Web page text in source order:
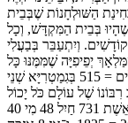
הַשּׁוּלְחָנוֹת שֶׁבְּבֵית
בְּבֵית הַמִּקְדָּשׁ, וְכָל
וְיִתְעַבֵּר בְּבַעֲלִי
יְפֵיפִיָּה שֶׁמִּמֶּנּוּ כָּל
הַיּוֹפִי הַהוֹד וְהֶהָדָר, וְלָכֵן חָתָן 458 כַּלָּה 55 ﬩ 2 מִלִּים = 515 בְּגִמַטְרִיָּא שְׁנֵי
מְטַטְרוֹ"ן 314 וִיפֵיפִיָּ"ה 201 = 515. יב רִבּוֹנוֹ שֶׁל עוֹלָם כֹּל יָכוֹל
אֲשֶׁר לֹא יִבָּצֵר מִמְּךָ מְזִימָה, זַכֵּה אוֹתִי {לִהְיוֹת} "לְאֵשֶׁת 731 חַיִל 48 מִי 40